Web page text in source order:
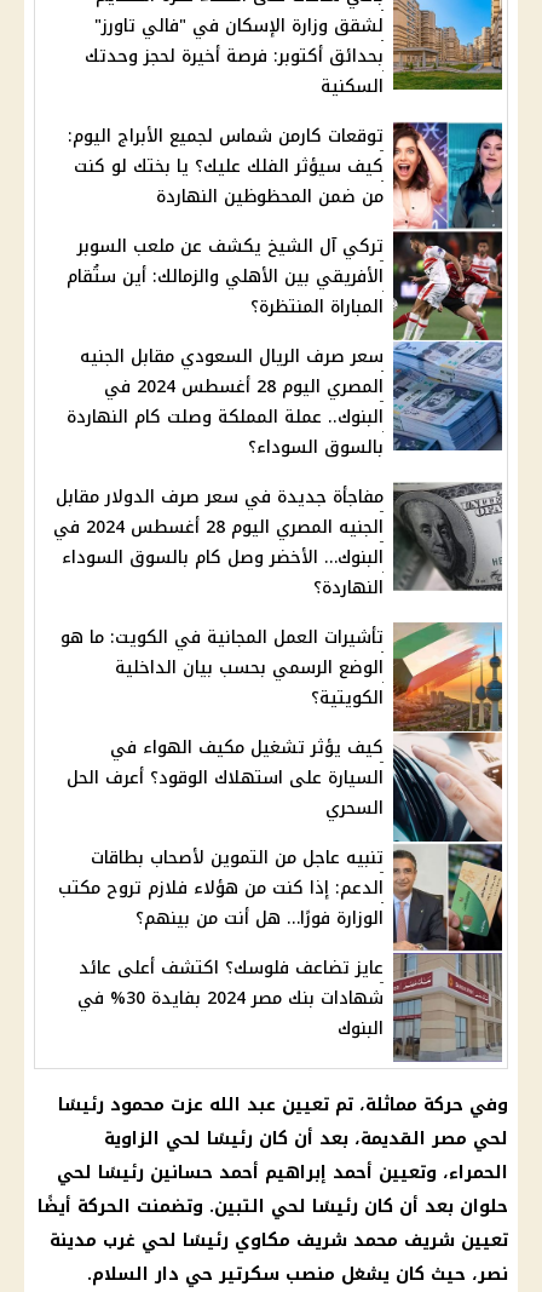
لشقق وزارة الإسكان في "فالي تاورز"
بحدائق أكتوبر: فرصة أخيرة لحجز وحدتك
السكنية
توقعات كارمن شماس لجميع الأبراج اليوم:
كيف سيؤثر الفلك عليك؟ يا بختك لو كنت
من ضمن المحظوظين النهاردة
تركي آل الشيخ يكشف عن ملعب السوبر
الأفريقي بين الأهلي والزمالك: أين ستُقام
المباراة المنتظرة؟
سعر صرف الريال السعودي مقابل الجنيه
المصري اليوم 28 أغسطس 2024 في
البنوك.. عملة المملكة وصلت كام النهاردة
بالسوق السوداء؟
مفاجأة جديدة في سعر صرف الدولار مقابل
الجنيه المصري اليوم 28 أغسطس 2024 في
البنوك… الأخضر وصل كام بالسوق السوداء
النهاردة؟
تأشيرات العمل المجانية في الكويت: ما هو
الوضع الرسمي بحسب بيان الداخلية
الكويتية؟
كيف يؤثر تشغيل مكيف الهواء في
السيارة على استهلاك الوقود؟ أعرف الحل
السحري
تنبيه عاجل من التموين لأصحاب بطاقات
الدعم: إذا كنت من هؤلاء فلازم تروح مكتب
الوزارة فورًا… هل أنت من بينهم؟
عايز تضاعف فلوسك؟ اكتشف أعلى عائد
شهادات بنك مصر 2024 بفايدة 30% في
البنوك
وفي حركة مماثلة، تم تعيين عبد الله عزت محمود رئيسًا
لحي مصر القديمة، بعد أن كان رئيسًا لحي الزاوية
الحمراء، وتعيين أحمد إبراهيم أحمد حسانين رئيسًا لحي
حلوان بعد أن كان رئيسًا لحي التبين. وتضمنت الحركة أيضًا
تعيين شريف محمد شريف مكاوي رئيسًا لحي غرب مدينة
نصر، حيث كان يشغل منصب سكرتيرحي دار السلام.